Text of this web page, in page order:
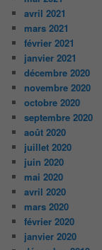
avril 2021
mars 2021
février 2021
janvier 2021
décembre 2020
novembre 2020
octobre 2020
septembre 2020
août 2020
juillet 2020
juin 2020
mai 2020
avril 2020
mars 2020
février 2020
janvier 2020